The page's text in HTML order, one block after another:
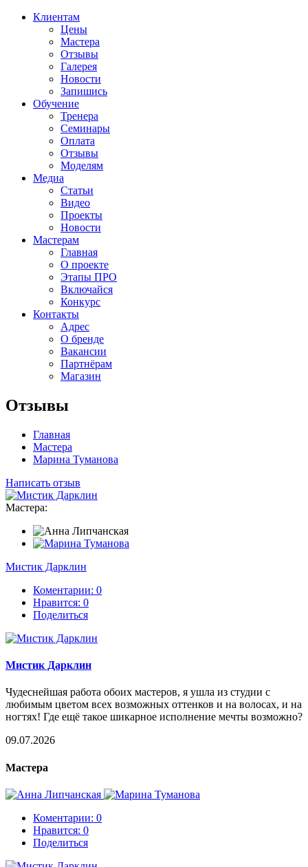
Клиентам
Цены
Мастера
Отзывы
Галерея
Новости
Запишись
Обучение
Тренера
Семинары
Оплата
Отзывы
Моделям
Медиа
Статьи
Видео
Проекты
Новости
Мастерам
Главная
О проекте
Этапы ПРО
Включайся
Конкурс
Контакты
Адрес
О бренде
Вакансии
Партнёрам
Магазин
Отзывы
Главная
Мастера
Марина Туманова
Написать отзыв
Мастера:
Мистик Дарклин
Коментарии: 0
Нравится: 0
Поделиться
Мистик Дарклин
Чудеснейшая работа обоих мастеров, я ушла из студии с
любимым цветом всех возможных оттенков и на волосах, и на
ногтях! Где ещё такое шикарное исполнение мечты возможно?
09.07.2026
Мастера
Коментарии: 0
Нравится: 0
Поделиться